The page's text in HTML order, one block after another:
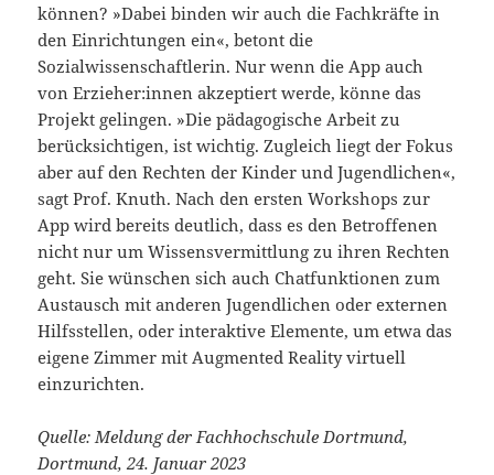
können? »Dabei binden wir auch die Fachkräfte in
den Einrichtungen ein«, betont die
Sozialwissenschaftlerin. Nur wenn die App auch
von Erzieher:innen akzeptiert werde, könne das
Projekt gelingen. »Die pädagogische Arbeit zu
berücksichtigen, ist wichtig. Zugleich liegt der Fokus
aber auf den Rechten der Kinder und Jugendlichen«,
sagt Prof. Knuth. Nach den ersten Workshops zur
App wird bereits deutlich, dass es den Betroffenen
nicht nur um Wissensvermittlung zu ihren Rechten
geht. Sie wünschen sich auch Chatfunktionen zum
Austausch mit anderen Jugendlichen oder externen
Hilfsstellen, oder interaktive Elemente, um etwa das
eigene Zimmer mit Augmented Reality virtuell
einzurichten.
Quelle: Meldung der Fachhochschule Dortmund,
Dortmund, 24. Januar 2023